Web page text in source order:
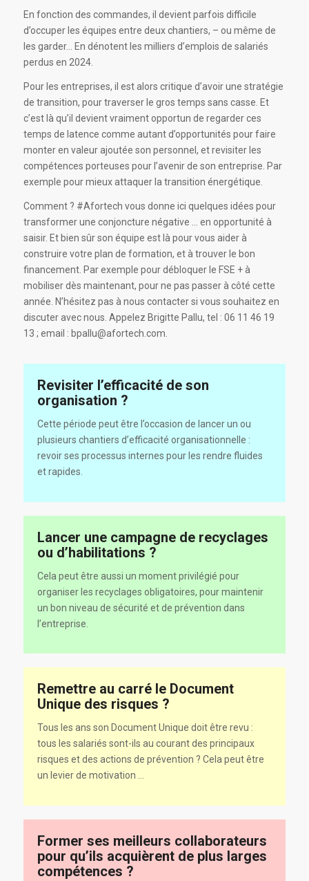
En fonction des commandes, il devient parfois difficile
d’occuper les équipes entre deux chantiers, – ou même de
les garder… En dénotent les milliers d’emplois de salariés
perdus en 2024.
Pour les entreprises, il est alors critique d’avoir une stratégie
de transition, pour traverser le gros temps sans casse. Et
c’est là qu’il devient vraiment opportun de regarder ces
temps de latence comme autant d’opportunités pour faire
monter en valeur ajoutée son personnel, et revisiter les
compétences porteuses pour l’avenir de son entreprise. Par
exemple pour mieux attaquer la transition énergétique.
Comment ? #Afortech vous donne ici quelques idées pour
transformer une conjoncture négative … en opportunité à
saisir. Et bien sûr son équipe est là pour vous aider à
construire votre plan de formation, et à trouver le bon
financement. Par exemple pour débloquer le FSE + à
mobiliser dès maintenant, pour ne pas passer à côté cette
année. N’hésitez pas à nous contacter si vous souhaitez en
discuter avec nous. Appelez Brigitte Pallu, tel : 06 11 46 19
13 ; email : bpallu@afortech.com.
Revisiter l’efficacité de son
organisation ?
Cette période peut être l’occasion de lancer un ou
plusieurs chantiers d’efficacité organisationnelle :
revoir ses processus internes pour les rendre fluides
et rapides.
Lancer une campagne de recyclages
ou d’habilitations ?
Cela peut être aussi un moment privilégié pour
organiser les recyclages obligatoires, pour maintenir
un bon niveau de sécurité et de prévention dans
l’entreprise.
Remettre au carré le Document
Unique des risques ?
Tous les ans son Document Unique doit être revu :
tous les salariés sont-ils au courant des principaux
risques et des actions de prévention ? Cela peut être
un levier de motivation …
Former ses meilleurs collaborateurs
pour qu’ils acquièrent de plus larges
compétences ?